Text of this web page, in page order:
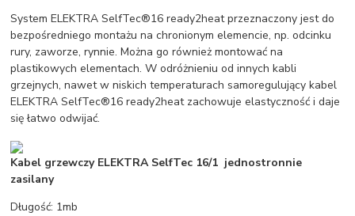
System ELEKTRA SelfTec®16 ready2heat przeznaczony jest do
bezpośredniego montażu na chronionym elemencie, np. odcinku
rury, zaworze, rynnie. Można go również montować na
plastikowych elementach. W odróżnieniu od innych kabli
grzejnych, nawet w niskich temperaturach samoregulujący kabel
ELEKTRA SelfTec®16 ready2heat zachowuje elastyczność i daje
się łatwo odwijać.
Kabel grzewczy ELEKTRA SelfTec 16/1 jednostronnie
zasilany
Długość: 1mb